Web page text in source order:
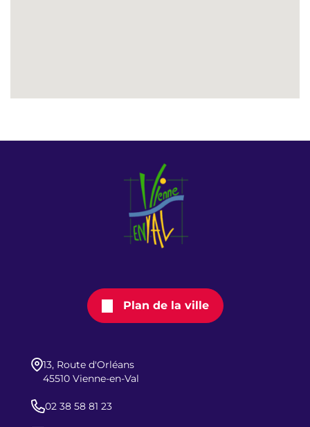
Plan de la ville
13, Route d'Orléans
45510 Vienne-en-Val
02 38 58 81 23